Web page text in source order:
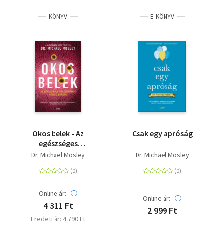
KÖNYV
Okos belek - Az
egészséges
bélflórához vezető
Dr. Michael Mosley
Online ár:
4 311 Ft
Eredeti ár: 4 790 Ft
E-KÖNYV
Csak egy apróság
Dr. Michael Mosley
Online ár:
2 999 Ft